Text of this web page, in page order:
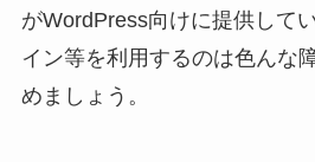
がWordPress向けに提供して
イン等を利用するのは色んな
めましょう。